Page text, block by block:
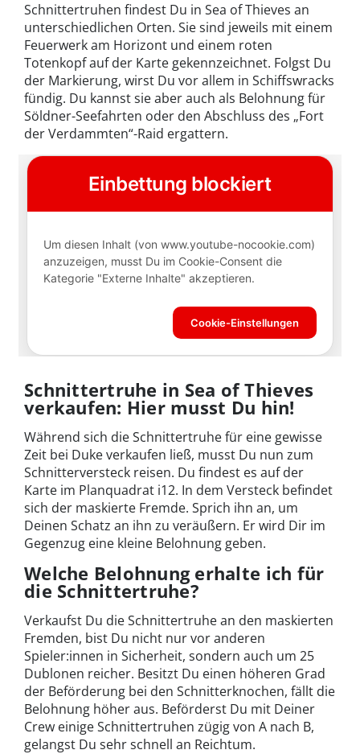
Schnittertruhen findest Du in Sea of Thieves an
unterschiedlichen Orten. Sie sind jeweils mit einem
Feuerwerk am Horizont und einem roten
Totenkopf auf der Karte gekennzeichnet. Folgst Du
der Markierung, wirst Du vor allem in Schiffswracks
fündig. Du kannst sie aber auch als Belohnung für
Söldner-Seefahrten oder den Abschluss des „Fort
der Verdammten“-Raid ergattern.
Schnittertruhe in Sea of Thieves
verkaufen: Hier musst Du hin!
Während sich die Schnittertruhe für eine gewisse
Zeit bei Duke verkaufen ließ, musst Du nun zum
Schnitterversteck reisen. Du findest es auf der
Karte im Planquadrat i12. In dem Versteck befindet
sich der maskierte Fremde. Sprich ihn an, um
Deinen Schatz an ihn zu veräußern. Er wird Dir im
Gegenzug eine kleine Belohnung geben.
Welche Belohnung erhalte ich für
die Schnittertruhe?
Verkaufst Du die Schnittertruhe an den maskierten
Fremden, bist Du nicht nur vor anderen
Spieler:innen in Sicherheit, sondern auch um 25
Dublonen reicher. Besitzt Du einen höheren Grad
der Beförderung bei den Schnitterknochen, fällt die
Belohnung höher aus. Beförderst Du mit Deiner
Crew einige Schnittertruhen zügig von A nach B,
gelangst Du sehr schnell an Reichtum.